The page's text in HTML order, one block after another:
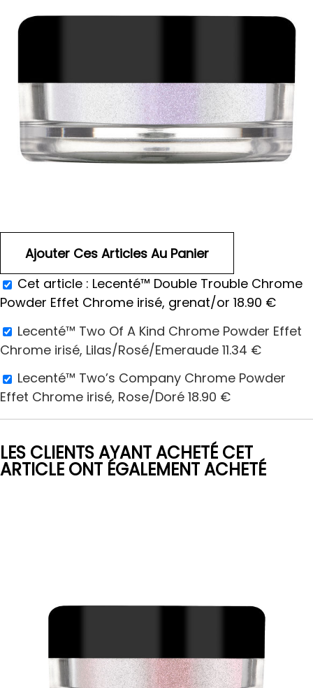
Cet article : Lecenté™ Double Trouble Chrome
Powder Effet Chrome irisé, grenat/or 18.90 €
Lecenté™ Two Of A Kind Chrome Powder Effet
Chrome irisé, Lilas/Rosé/Emeraude 11.34 €
Lecenté™ Two’s Company Chrome Powder
Effet Chrome irisé, Rose/Doré 18.90 €
LES CLIENTS AYANT ACHETÉ CET
ARTICLE ONT ÉGALEMENT ACHETÉ